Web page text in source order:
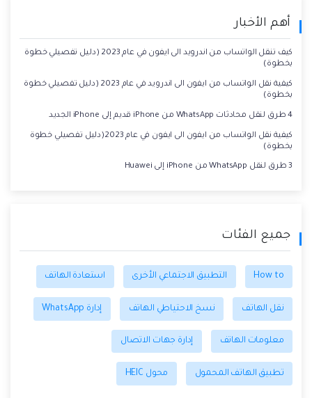
أهم الأخبار
كيف تنقل الواتساب من اندرويد الى ايفون في عام 2023 (دليل تفصيلي خطوة
بخطوة)
كيفية نقل الواتساب من ايفون الى اندرويد في عام 2023 (دليل تفصيلي خطوة
بخطوة)
4 طرق لنقل محادثات WhatsApp من iPhone قديم إلى iPhone الجديد
كيفية نقل الواتساب من ايفون الى ايفون في عام 2023(دليل تفصيلي خطوة
بخطوة)
3 طرق لنقل WhatsApp من iPhone إلى Huawei
جميع الفئات
How to التطبيق الاجتماعي الأخرى استعادة الهاتف
نقل الهاتف نسخ الاحتياطي الهاتف إدارة WhatsApp
معلومات الهاتف إدارة جهات الاتصال
تطبيق الهاتف المحمول محول HEIC